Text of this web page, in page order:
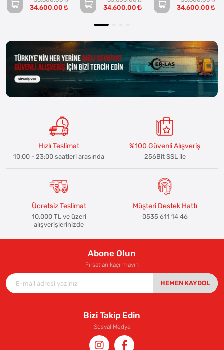
34.600,00 34.600,00 34.600,00
Hızlı Teslimat
10:00 - 23:00 saatleri arasında
%100 Güvenli Alışveriş
256Bit SSL ile
Ücretsiz Teslimat
10.000 TL ve üzeri
alışverişlerinizde
Müşteri Destek Hattı
0535 611 14 46
Abone Olun
Fırsatları kaçırmayın
HEMEN KAYDOL
Bizi Takip Edin
Sosyal Medya